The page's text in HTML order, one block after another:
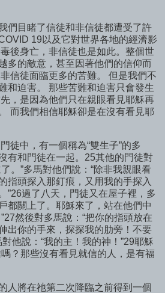
們目睹了信徒和非信徒都遭受了許
19以及它對世界各地的經濟影
後身亡，非信徒也是如此。整個世
多的敵意，甚至因著他們的信仰而
信徒面臨更多的苦難。 但是我們不
和迫害。 那些苦難和迫害只會發生
，是因為他們只在親眼看見耶穌再
而我們相信耶穌卻是在沒有看見耶
徒中，有一個稱為“雙生子”的多
有和門徒在一起。25其他的門徒對
。”多馬對他們說：“除非我親眼看
指頭探入那釘痕，又用我的手探入
”26過了八天，門徒又在屋子裡，多
都關上了。耶穌來了，站在他們中
然後對多馬說：“把你的指頭放在
出你的手來，探探我的肋旁！不要
他說：“我的主！我的神！”29耶穌
？那些沒有看見就信的人，是有福
人將在祂第二次降臨之前得到一個